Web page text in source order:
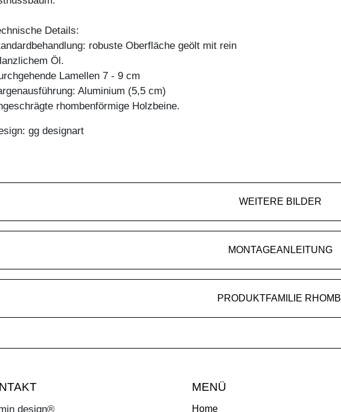
Details:
robuste Oberfläche geölt mit rein
Öl.
Lamellen 7 - 9 cm
Aluminium (5,5 cm)
rhombenförmige Holzbeine.
gg designart
WEITERE BILDER
MONTAGEANLEITUNG
PRODUKTFAMILIE RHOMBI
design®
MENÜ
Home